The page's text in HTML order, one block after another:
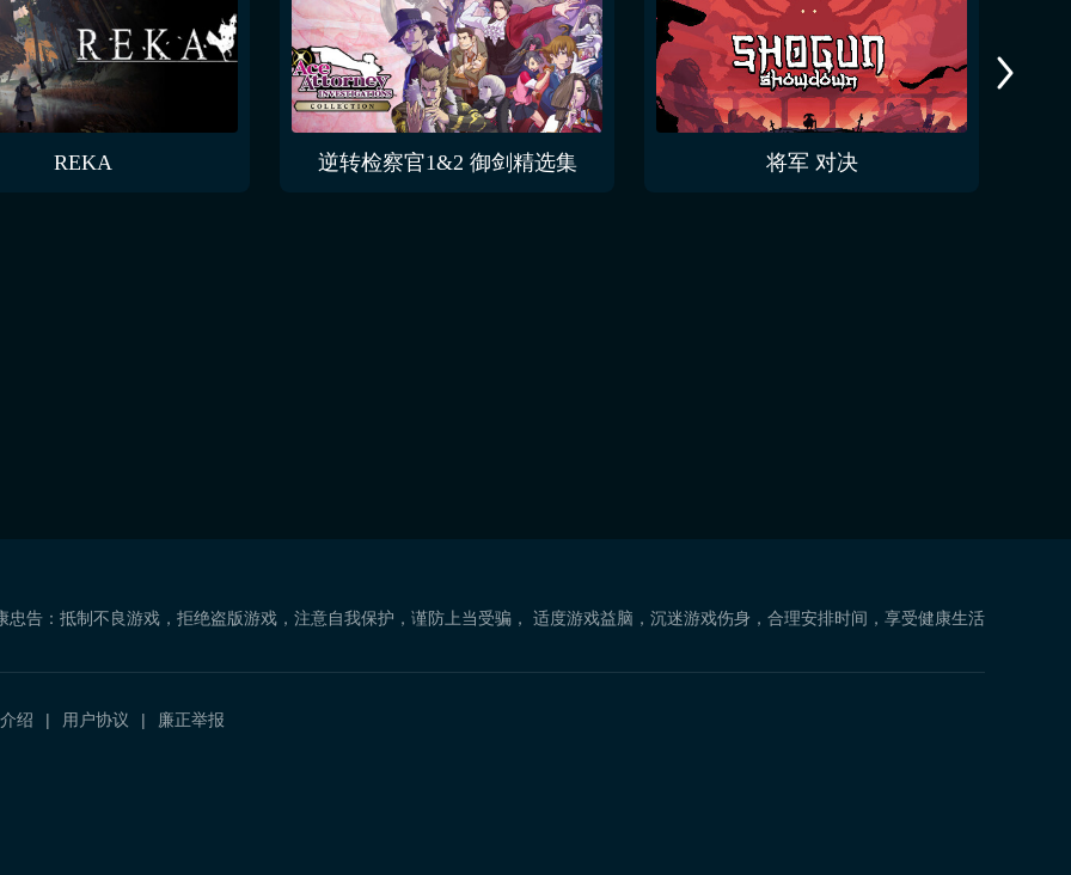
REKA 逆转检察官1&2 御剑精选集 将军 对决
忠告：抵制不良游戏，拒绝盗版游戏，注意自我保护，谨防上当受骗， 适度游戏益脑，沉迷游戏伤身，合理安排时间，享受健康生活
绍 用户协议 廉正举报